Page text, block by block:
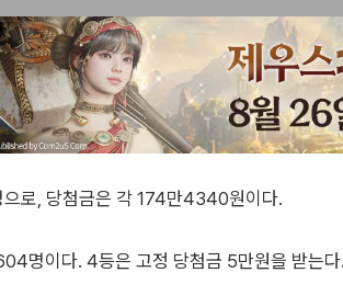
로, 당첨금은 각 174만4340원이다.
명이다. 4등은 고정 당첨금 5만원을 받는